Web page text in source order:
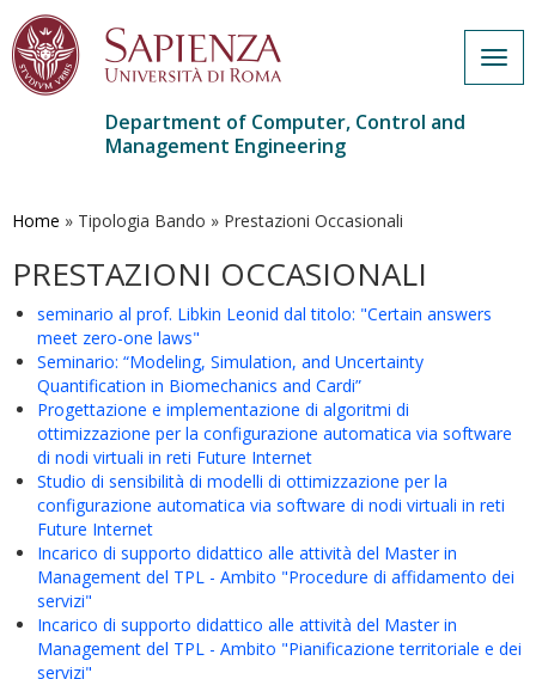
main
Department of Computer, Control and
Management Engineering
Home » Tipologia Bando » Prestazioni Occasionali
PRESTAZIONI OCCASIONALI
seminario al prof. Libkin Leonid dal titolo: "Certain answers
meet zero-one laws"
Seminario: “Modeling, Simulation, and Uncertainty
Quantification in Biomechanics and Cardi”
Progettazione e implementazione di algoritmi di
ottimizzazione per la configurazione automatica via software
di nodi virtuali in reti Future Internet
Studio di sensibilità di modelli di ottimizzazione per la
configurazione automatica via software di nodi virtuali in reti
Future Internet
Incarico di supporto didattico alle attività del Master in
Management del TPL - Ambito "Procedure di affidamento dei
servizi"
Incarico di supporto didattico alle attività del Master in
Management del TPL - Ambito "Pianificazione territoriale e dei
servizi"